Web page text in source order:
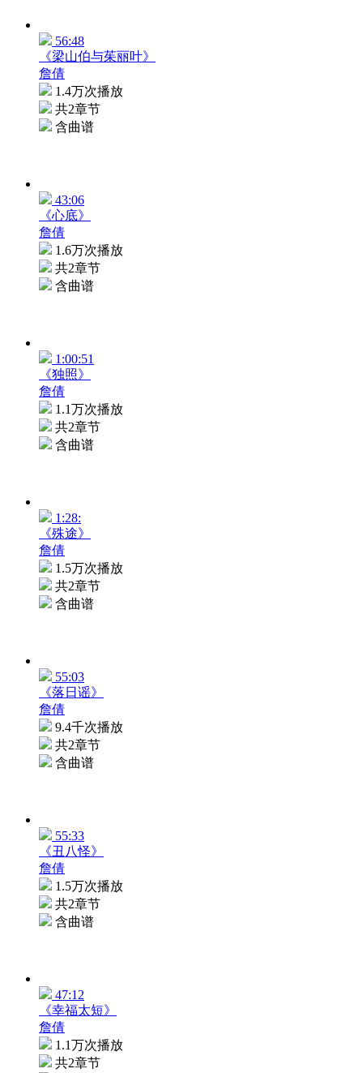
56:48
《梁山伯与茱丽叶》
詹倩
1.4万次播放
共2章节
含曲谱
43:06
《心底》
詹倩
1.6万次播放
共2章节
含曲谱
1:00:51
《独照》
詹倩
1.1万次播放
共2章节
含曲谱
1:28:
《殊途》
詹倩
1.5万次播放
共2章节
含曲谱
55:03
《落日谣》
詹倩
9.4千次播放
共2章节
含曲谱
55:33
《丑八怪》
詹倩
1.5万次播放
共2章节
含曲谱
47:12
《幸福太短》
詹倩
1.1万次播放
共2章节